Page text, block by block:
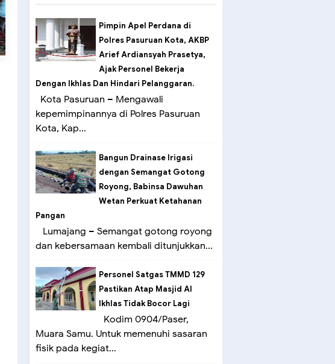
Pimpin Apel Perdana di
Polres Pasuruan Kota, AKBP
Arief Ardiansyah Prasetya,
Ajak Personel Bekerja
Dengan Ikhlas Dan Hindari Pelanggaran.
Kota Pasuruan – Mengawali
kepemimpinannya di Polres Pasuruan
Kota, Kap...
Bangun Drainase Irigasi
dengan Semangat Gotong
Royong, Babinsa Dawuhan
Wetan Perkuat Ketahanan
Pangan
Lumajang – Semangat gotong royong
dan kebersamaan kembali ditunjukkan...
Personel Satgas TMMD 129
Pastikan Atap Masjid Al
Ikhlas Tidak Bocor Lagi
Kodim 0904/Paser,
Muara Samu. Untuk memenuhi sasaran
fisik pada kegiat...